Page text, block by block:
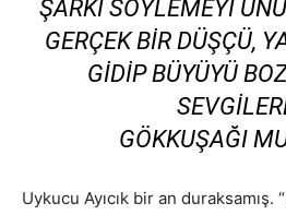
ŞARKI SÖYLEMEYI
GERÇEK BIR DÜŞÇÜ,
GIDIP BÜYÜYÜ
GÖKKUŞAĞI
Uykucu Ayıcık bir an